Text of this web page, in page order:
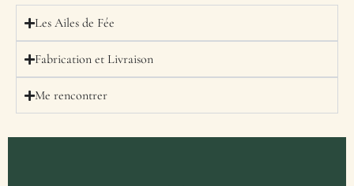
Les Ailes de Fée
Fabrication et Livraison
Me rencontrer